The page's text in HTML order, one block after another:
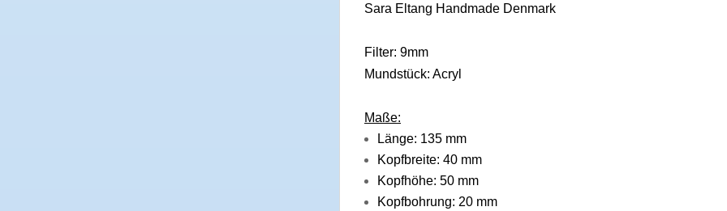
Sara Eltang Handmade Denmark
Filter: 9mm
Mundstück: Acryl
Maße:
Länge: 135 mm
Kopfbreite: 40 mm
Kopfhöhe: 50 mm
Kopfbohrung: 20 mm